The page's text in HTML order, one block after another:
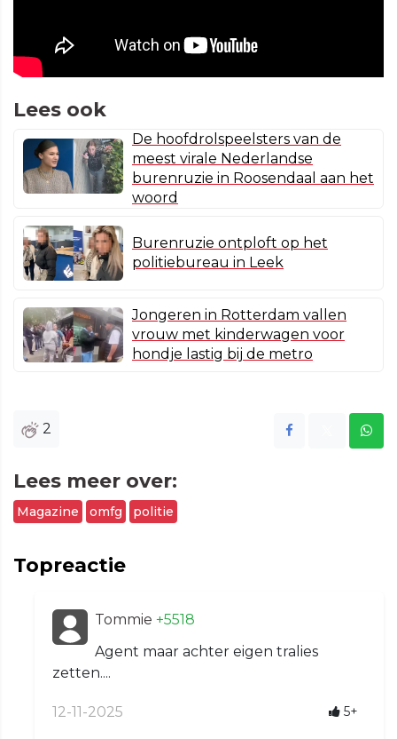
Lees ook
De hoofdrolspeelsters van de
meest virale Nederlandse
burenruzie in Roosendaal aan het
woord
Burenruzie ontploft op het
politiebureau in Leek
Jongeren in Rotterdam vallen
vrouw met kinderwagen voor
hondje lastig bij de metro
2
Lees meer over:
Magazine omfg politie
Topreactie
Tommie +5518
Agent maar achter eigen tralies
zetten....
12-11-2025 5+